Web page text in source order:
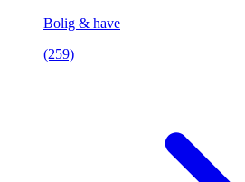
Bolig & have
(259)